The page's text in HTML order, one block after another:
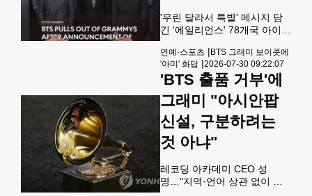
'우린 달라서 특별' 메시지 담
긴 '에일리언스' 78개국 아이튠
(BTS)이 '그래미 어워즈' 보이
콧을 선언하자 전 세계 '아
미'(팬덤명)와 유명 인사들의
응원이 이어졌다.30일 가요계
에 따르면 세상을 향한 방탄소
년단의 포부를 담은 5집 수록
곡 '에일리언스'(Aliens)는 아미
의 스트리밍 응원을 통해 전 세
트에서 깜짝 1위를 차지했
다.'에일리언스'는 이들이 글로
연예·스포츠 |BTS 그래미 보이콧에
'아미' 화답 |2026-07-30 09:22:07
'BTS 출품 거부'에
그래미 "아시안팝
신설, 구분하려는
것 아냐"
레코딩 아카데미 CEO 성
명…"지역·언어 상관 없이 범